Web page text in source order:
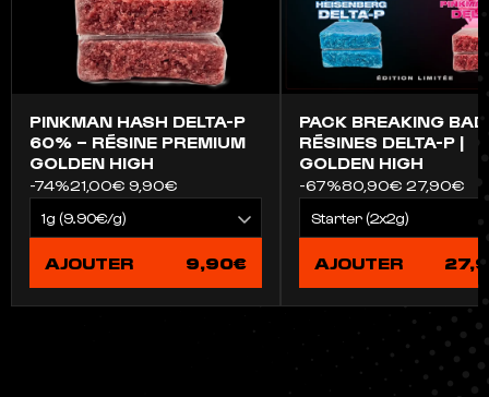
PINKMAN HASH DELTA-P
60% – RÉSINE PREMIUM
GOLDEN HIGH
-74%21,00€ 9,90€
AJOUTER 9,90€
PACK BREAKING
RÉSINES DELTA-P |
GOLDEN HIGH
-67%80,90€ 27,90€
AJOUTER